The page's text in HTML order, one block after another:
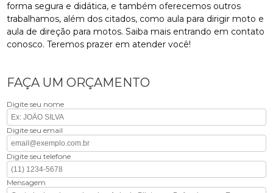
forma segura e didática, e também oferecemos outros
trabalhamos, além dos citados, como aula para dirigir moto e
aula de direção para motos. Saiba mais entrando em contato
conosco. Teremos prazer em atender você!
FAÇA UM ORÇAMENTO
Digite seu nome
Digite seu email
Digite seu telefone
Mensagem